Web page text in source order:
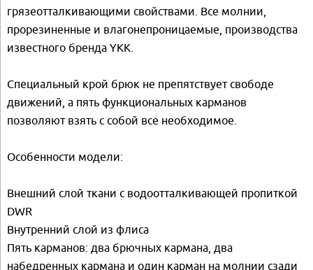
грязеотталкивающими свойствами. Все молнии,
прорезиненные и влагонепроницаемые, производства
известного бренда YKK.
Специальный крой брюк не препятствует свободе
движений, а пять функциональных карманов
позволяют взять с собой все необходимое.
Особенности модели:
Внешний слой ткани с водоотталкивающей пропиткой
DWR
Внутренний слой из флиса
Пять карманов: два брючных кармана, два
набедренных кармана и один карман на молнии сзади